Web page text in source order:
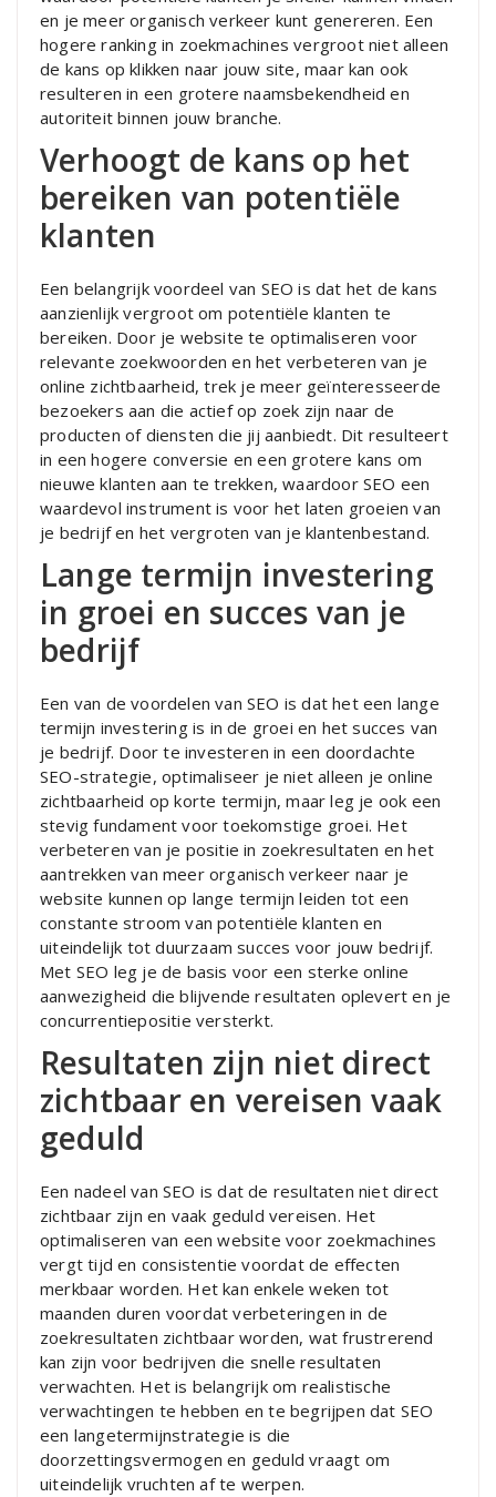
en je meer organisch verkeer kunt genereren. Een
hogere ranking in zoekmachines vergroot niet alleen
de kans op klikken naar jouw site, maar kan ook
resulteren in een grotere naamsbekendheid en
autoriteit binnen jouw branche.
Verhoogt de kans op het
bereiken van potentiële
klanten
Een belangrijk voordeel van SEO is dat het de kans
aanzienlijk vergroot om potentiële klanten te
bereiken. Door je website te optimaliseren voor
relevante zoekwoorden en het verbeteren van je
online zichtbaarheid, trek je meer geïnteresseerde
bezoekers aan die actief op zoek zijn naar de
producten of diensten die jij aanbiedt. Dit resulteert
in een hogere conversie en een grotere kans om
nieuwe klanten aan te trekken, waardoor SEO een
waardevol instrument is voor het laten groeien van
je bedrijf en het vergroten van je klantenbestand.
Lange termijn investering
in groei en succes van je
bedrijf
Een van de voordelen van SEO is dat het een lange
termijn investering is in de groei en het succes van
je bedrijf. Door te investeren in een doordachte
SEO-strategie, optimaliseer je niet alleen je online
zichtbaarheid op korte termijn, maar leg je ook een
stevig fundament voor toekomstige groei. Het
verbeteren van je positie in zoekresultaten en het
aantrekken van meer organisch verkeer naar je
website kunnen op lange termijn leiden tot een
constante stroom van potentiële klanten en
uiteindelijk tot duurzaam succes voor jouw bedrijf.
Met SEO leg je de basis voor een sterke online
aanwezigheid die blijvende resultaten oplevert en je
concurrentiepositie versterkt.
Resultaten zijn niet direct
zichtbaar en vereisen vaak
geduld
Een nadeel van SEO is dat de resultaten niet direct
zichtbaar zijn en vaak geduld vereisen. Het
optimaliseren van een website voor zoekmachines
vergt tijd en consistentie voordat de effecten
merkbaar worden. Het kan enkele weken tot
maanden duren voordat verbeteringen in de
zoekresultaten zichtbaar worden, wat frustrerend
kan zijn voor bedrijven die snelle resultaten
verwachten. Het is belangrijk om realistische
verwachtingen te hebben en te begrijpen dat SEO
een langetermijnstrategie is die
doorzettingsvermogen en geduld vraagt om
uiteindelijk vruchten af te werpen.